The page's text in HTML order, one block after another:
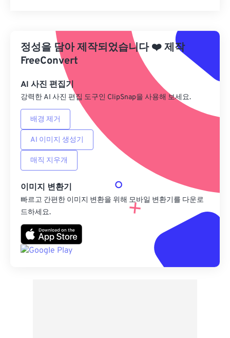
사전 설정에서 적용
사전 설정으로 저장
정성을 담아 제작되었습니다❤️제작
FreeConvert
AI 사진 편집기
강력한 AI 사진 편집 도구인 ClipSnap을 사용해 보세요.
배경 제거
AI 이미지 생성기
매직 지우개
이미지 변환기
빠르고 간편한 이미지 변환을 위해 모바일 변환기를 다운로
드하세요.